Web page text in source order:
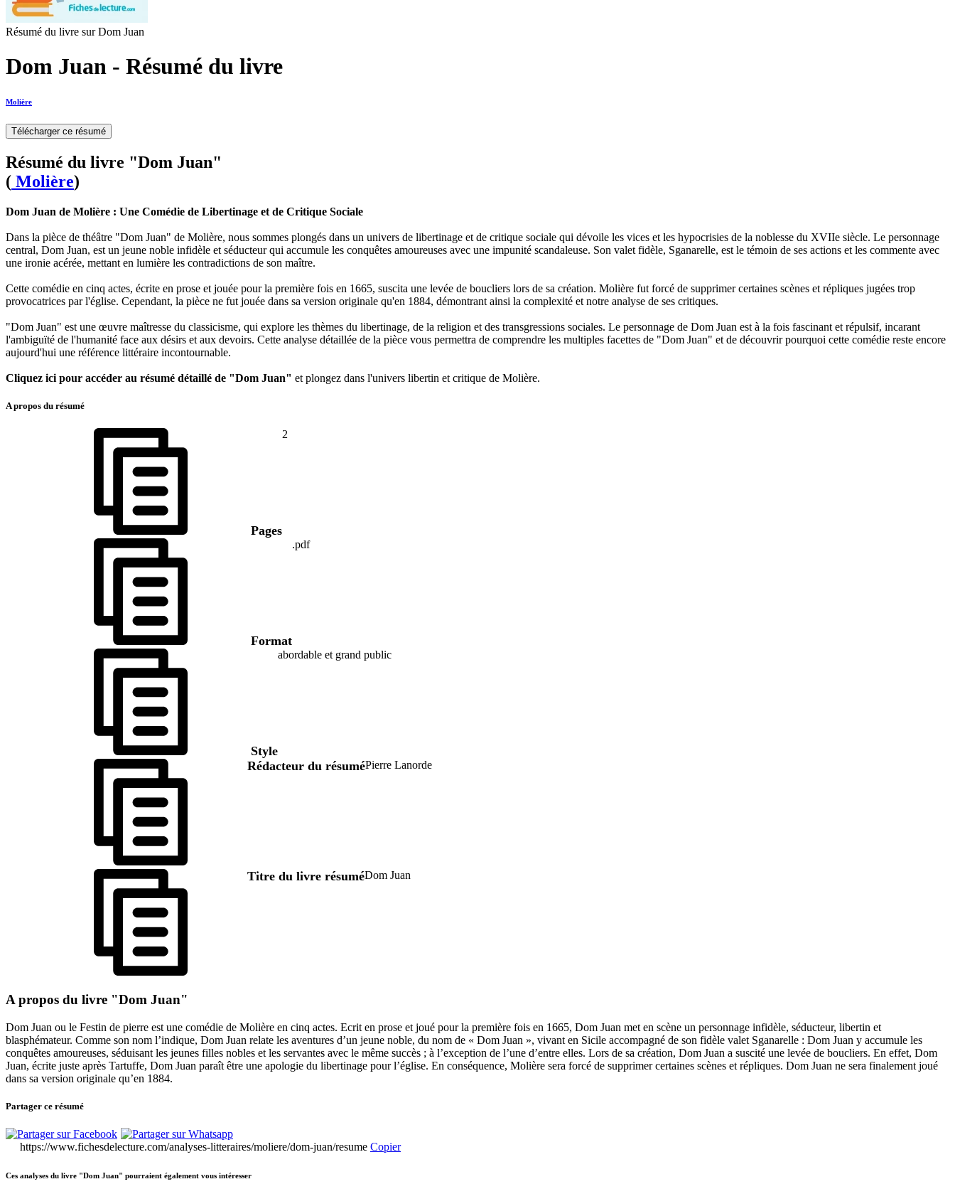
Résumé du livre sur Dom Juan
Dom Juan - Résumé du livre
Molière
Télécharger ce résumé
Résumé du livre "Dom Juan"
( Molière)
Dom Juan de Molière : Une Comédie de Libertinage et de Critique Sociale
Dans la pièce de théâtre "Dom Juan" de Molière, nous sommes plongés dans un univers de libertinage et de critique sociale qui dévoile les vices et les hypocrisies de la noblesse du XVIIe siècle. Le personnage
central, Dom Juan, est un jeune noble infidèle et séducteur qui accumule les conquêtes amoureuses avec une impunité scandaleuse. Son valet fidèle, Sganarelle, est le témoin de ses actions et les commente avec
une ironie acérée, mettant en lumière les contradictions de son maître.
Cette comédie en cinq actes, écrite en prose et jouée pour la première fois en 1665, suscita une levée de boucliers lors de sa création. Molière fut forcé de supprimer certaines scènes et répliques jugées trop
provocatrices par l'église. Cependant, la pièce ne fut jouée dans sa version originale qu'en 1884, démontrant ainsi la complexité et notre analyse de ses critiques.
"Dom Juan" est une œuvre maîtresse du classicisme, qui explore les thèmes du libertinage, de la religion et des transgressions sociales. Le personnage de Dom Juan est à la fois fascinant et répulsif, incarant
l'ambiguïté de l'humanité face aux désirs et aux devoirs. Cette analyse détaillée de la pièce vous permettra de comprendre les multiples facettes de "Dom Juan" et de découvrir pourquoi cette comédie reste encore
aujourd'hui une référence littéraire incontournable.
Cliquez ici pour accéder au résumé détaillé de "Dom Juan" et plongez dans l'univers libertin et critique de Molière.
A propos du résumé
Pages
2
Format
.pdf
Style
abordable et grand public
Rédacteur du résuméPierre Lanorde
Titre du livre résuméDom Juan
A propos du livre "Dom Juan"
Dom Juan ou le Festin de pierre est une comédie de Molière en cinq actes. Ecrit en prose et joué pour la première fois en 1665, Dom Juan met en scène un personnage infidèle, séducteur, libertin et
blasphémateur. Comme son nom l’indique, Dom Juan relate les aventures d’un jeune noble, du nom de « Dom Juan », vivant en Sicile accompagné de son fidèle valet Sganarelle : Dom Juan y accumule les
conquêtes amoureuses, séduisant les jeunes filles nobles et les servantes avec le même succès ; à l’exception de l’une d’entre elles. Lors de sa création, Dom Juan a suscité une levée de boucliers. En effet, Dom
Juan, écrite juste après Tartuffe, Dom Juan paraît être une apologie du libertinage pour l’église. En conséquence, Molière sera forcé de supprimer certaines scènes et répliques. Dom Juan ne sera finalement joué
dans sa version originale qu’en 1884.
Partager ce résumé
https://www.fichesdelecture.com/analyses-litteraires/moliere/dom-juan/resume Copier
Ces analyses du livre "Dom Juan" pourraient également vous intéresser